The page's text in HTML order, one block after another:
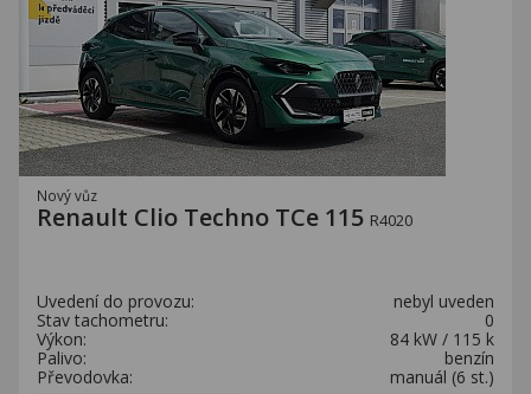
Nový vůz
Renault Clio Techno TCe 115 R4020
Uvedení do provozu:
nebyl uveden
Stav tachometru:
0
Výkon:
84 kW / 115 k
Palivo:
benzín
Převodovka:
manuál (6 st.)